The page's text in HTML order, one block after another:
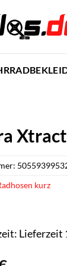
Lieferzeit
kurz